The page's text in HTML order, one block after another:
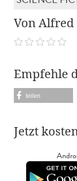
Von
Empfehle
teilen
Jetzt